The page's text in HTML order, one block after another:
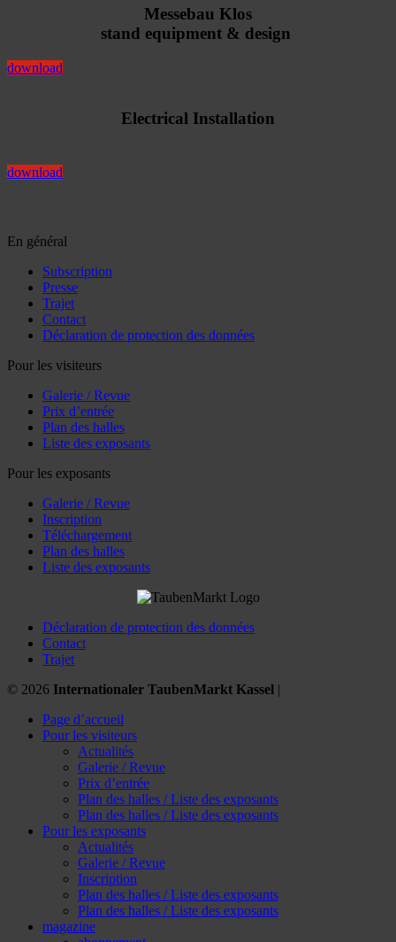
Messebau Klos
stand equipment & design
download
Electrical Installation
download
En général
Subscription
Presse
Trajet
Contact
Déclaration de protection des données
Pour les visiteurs
Galerie / Revue
Prix d’entrée
Plan des halles
Liste des exposants
Pour les exposants
Galerie / Revue
Inscription
Téléchargement
Plan des halles
Liste des exposants
Déclaration de protection des données
Contact
Trajet
© 2026 Internationaler TaubenMarkt Kassel |
Page d’accueil
Pour les visiteurs
Actualités
Galerie / Revue
Prix d’entrée
Plan des halles / Liste des exposants
Plan des halles / Liste des exposants
Pour les exposants
Actualités
Galerie / Revue
Inscription
Plan des halles / Liste des exposants
Plan des halles / Liste des exposants
magazine